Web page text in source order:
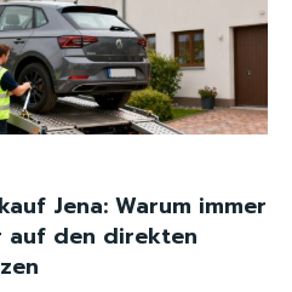
Jena: Warum immer
auf den direkten